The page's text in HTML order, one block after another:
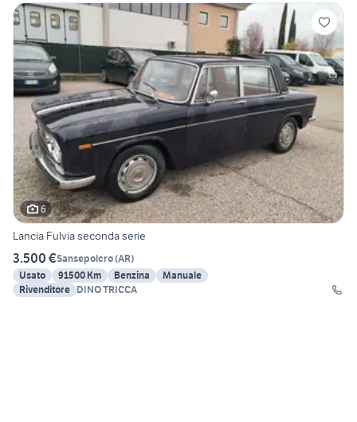
6
Lancia Fulvia seconda serie
3.500 €Sansepolcro(AR)
Usato
91500 Km Benzina
Manuale
Rivenditore DINO TRICCA